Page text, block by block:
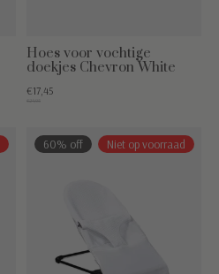
Hoes voor vochtige
doekjes Chevron White
€17,45
€24,95
60% off Niet op voorraad